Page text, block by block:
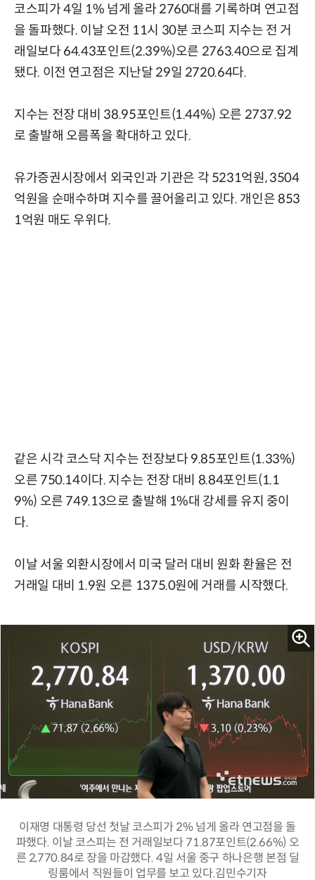
코스피가 4일 1% 넘게 올라 2760대를 기록하며 연고점
을 돌파했다. 이날 오전 11시 30분 코스피 지수는 전 거
래일보다 64.43포인트(2.39%)오른 2763.40으로 집계
됐다. 이전 연고점은 지난달 29일 2720.64다.
지수는 전장 대비 38.95포인트(1.44%) 오른 2737.92
로 출발해 오름폭을 확대하고 있다.
유가증권시장에서 외국인과 기관은 각 5231억원, 3504
억원을 순매수하며 지수를 끌어올리고 있다. 개인은 853
1억원 매도 우위다.
같은 시각 코스닥 지수는 전장보다 9.85포인트(1.33%)
오른 750.14이다. 지수는 전장 대비 8.84포인트(1.1
9%) 오른 749.13으로 출발해 1%대 강세를 유지 중이
다.
이날 서울 외환시장에서 미국 달러 대비 원화 환율은 전
거래일 대비 1.9원 오른 1375.0원에 거래를 시작했다.
이재명 대통령 당선 첫날 코스피가 2% 넘게 올라 연고점을 돌
파했다. 이날 코스피는 전 거래일보다 71.87포인트(2.66%) 오
른 2,770.84로 장을 마감했다. 4일 서울 중구 하나은행 본점 딜
링룸에서 직원들이 업무를 보고 있다.김민수기자